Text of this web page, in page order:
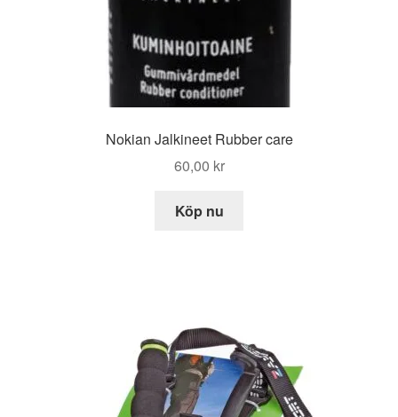
Nokian Jalkineet Rubber care
60,00 kr
Köp nu